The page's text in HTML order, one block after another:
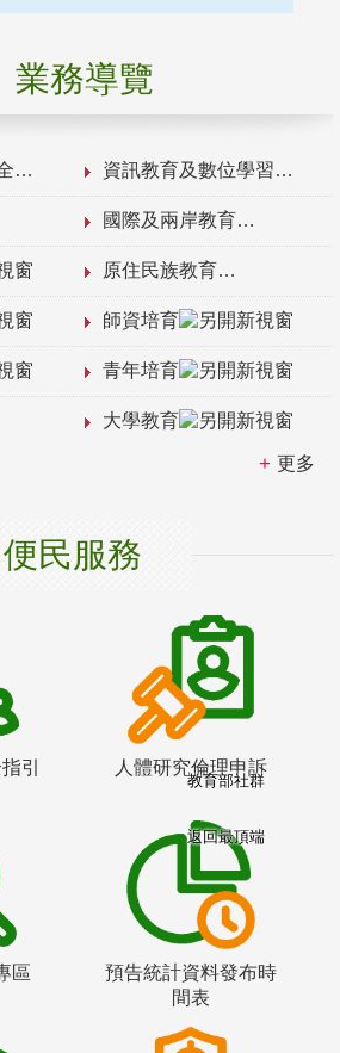
業務導覽
資訊教育及數位學習
國際及兩岸教育
原住民族教育
師資培育
青年培育
大學教育
更多
便民服務
引
人體研究倫理申訴
區
預告統計資料發布時
間表
教育部社群
返回最頂端